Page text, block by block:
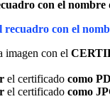
con el nombre
recuadro con el
imagen con el
el certificado como
el certificado como